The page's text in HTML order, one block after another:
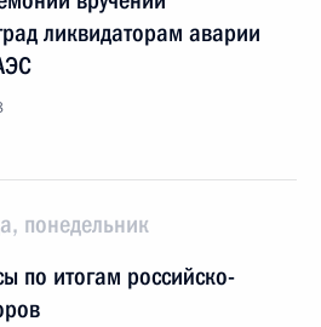
ликвидаторам аварии
понедельник
по итогам российско-